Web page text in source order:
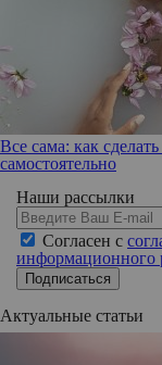
Все сама: как
самостоятельно
Наши рассылки
Согласен с
информационного
Подписаться
Актуальные статьи